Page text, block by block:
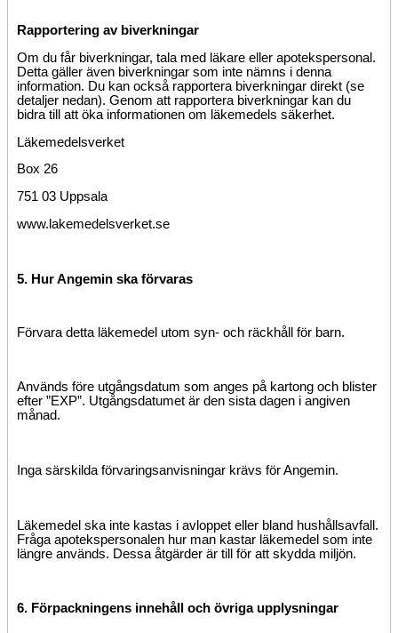
Rapportering av biverkningar
Om du får biverkningar, tala med läkare eller apotekspersonal.
Detta gäller även biverkningar som inte nämns i denna
information. Du kan också rapportera biverkningar direkt (se
detaljer nedan). Genom att rapportera biverkningar kan du
bidra till att öka informationen om läkemedels säkerhet.
Läkemedelsverket
Box 26
751 03 Uppsala
www.lakemedelsverket.se
5. Hur Angemin ska förvaras
Förvara detta läkemedel utom syn- och räckhåll för barn.
Används före utgångsdatum som anges på kartong och blister
efter ”EXP”. Utgångsdatumet är den sista dagen i angiven
månad.
Inga särskilda förvaringsanvisningar krävs för Angemin.
Läkemedel ska inte kastas i avloppet eller bland hushållsavfall.
Fråga apotekspersonalen hur man kastar läkemedel som inte
längre används. Dessa åtgärder är till för att skydda miljön.
6. Förpackningens innehåll och övriga upplysningar